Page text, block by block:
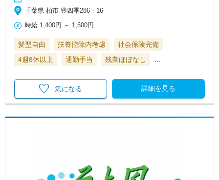
千葉県 柏市 豊四季286－16
時給 1,400円 ～ 1,500円
髪型自由 扶養控除内考慮
社会保険完備
4週8休以上
通勤手当 残業ほぼなし
詳細を見る
気になる